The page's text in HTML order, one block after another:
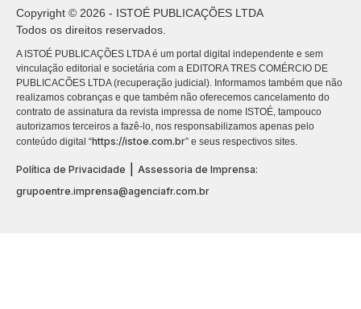
Copyright © 2026 - ISTOÉ PUBLICAÇÕES LTDA
Todos os direitos reservados.
A ISTOÉ PUBLICAÇÕES LTDA é um portal digital independente e sem
vinculação editorial e societária com a EDITORA TRES COMÉRCIO DE
PUBLICACÕES LTDA (recuperação judicial). Informamos também que não
realizamos cobranças e que também não oferecemos cancelamento do
contrato de assinatura da revista impressa de nome ISTOÉ, tampouco
autorizamos terceiros a fazê-lo, nos responsabilizamos apenas pelo
conteúdo digital “https://istoe.com.br” e seus respectivos sites.
Política de Privacidade
Assessoria de Imprensa:
grupoentre.imprensa@agenciafr.com.br